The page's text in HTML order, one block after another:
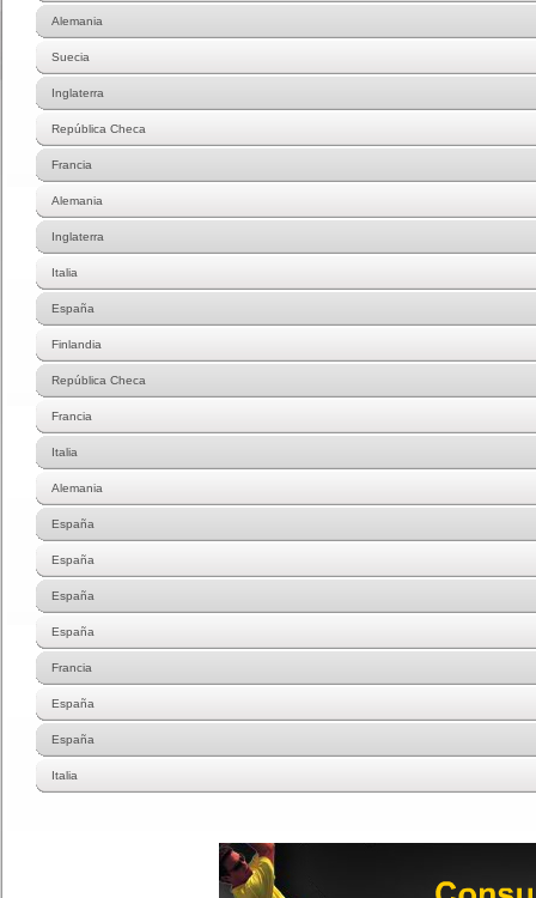
Alemania
Suecia
Inglaterra
República Checa
Francia
Alemania
Inglaterra
Italia
España
Finlandia
República Checa
Francia
Italia
Alemania
España
España
España
España
Francia
España
España
Italia